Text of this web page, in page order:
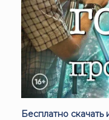
Бесплатно